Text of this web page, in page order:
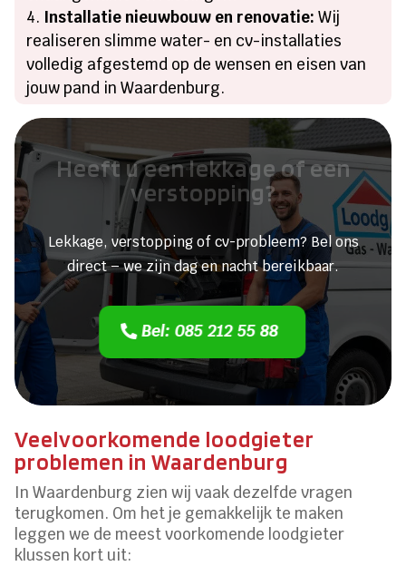
Installatie nieuwbouw en renovatie: Wij
realiseren slimme water- en cv-installaties
volledig afgestemd op de wensen en eisen van
jouw pand in Waardenburg.
Heeft u een lekkage of een
verstopping?
Lekkage, verstopping of cv-probleem? Bel ons
direct – we zijn dag en nacht bereikbaar.
Bel: 085 212 55 88
Veelvoorkomende loodgieter
problemen in Waardenburg
In Waardenburg zien wij vaak dezelfde vragen
terugkomen. Om het je gemakkelijk te maken
leggen we de meest voorkomende loodgieter
klussen kort uit: